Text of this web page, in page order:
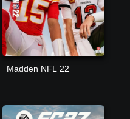
Madden NFL 22